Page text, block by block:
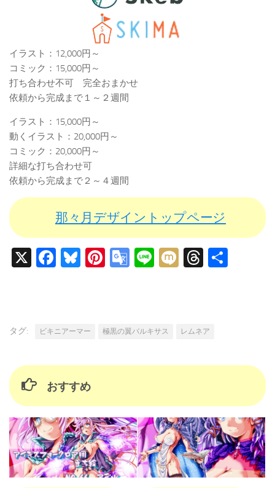
イラスト：12,000円～
コミック：15,000円～
打ち合わせ不可 完全おまかせ
依頼から完成まで１～２週間
イラスト：15,000円～
動くイラスト：20,000円～
コミック：20,000円～
詳細な打ち合わせ可
依頼から完成まで２～４週間
那々月デザイントップページ
X Facebook
Bluesky
Pinterest
Google
LineMixiThreads
タグ: ビキニアーマー 極黒の翼バルキサス レムネア
おすすめ